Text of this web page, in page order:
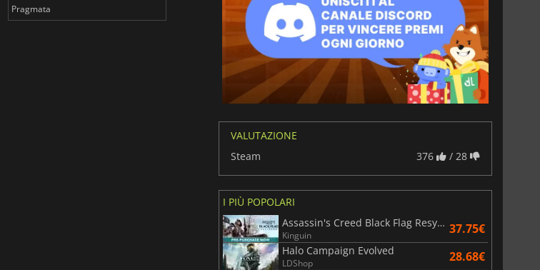
Pragmata Total War WARHAMMER 3 Lies Of P
VALUTAZIONE
Steam
376 / 28
I PIÙ POPOLARI
Assassin's Creed Black Flag Resynced
Kinguin 37.75€
Halo Campaign Evolved
LDShop 28.68€